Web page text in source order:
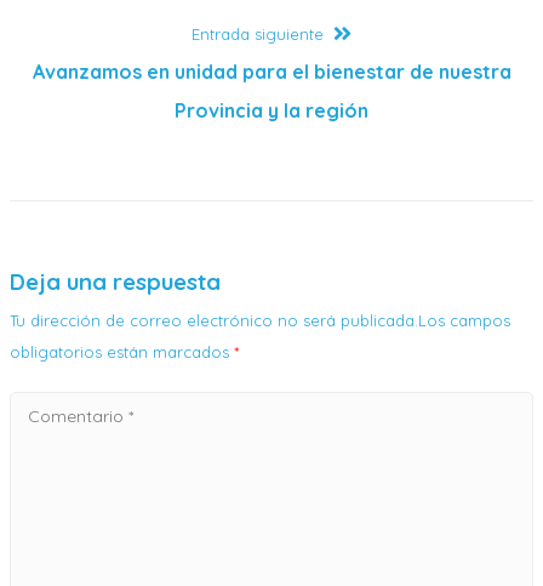
Entrada siguiente
Avanzamos en unidad para el bienestar de nuestra
Provincia y la región
Deja una respuesta
Tu dirección de correo electrónico no será publicada.Los campos
obligatorios están marcados *